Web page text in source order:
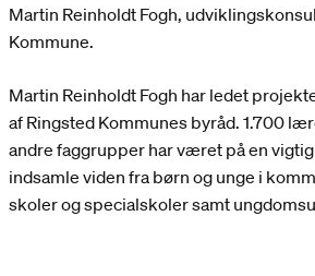
Martin Reinholdt Fogh,
Kommune.
Martin Reinholdt Fogh har ledet
af Ringsted Kommunes byråd. 1.700
andre faggrupper har været på en
indsamle viden fra børn og unge i
skoler og specialskoler samt